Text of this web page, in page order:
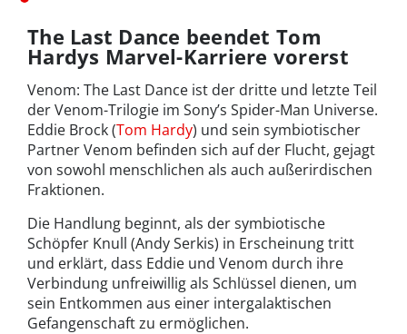
The Last Dance beendet Tom
Hardys Marvel-Karriere vorerst
Venom: The Last Dance ist der dritte und letzte Teil
der Venom-Trilogie im Sony’s Spider-Man Universe.
Eddie Brock (Tom Hardy) und sein symbiotischer
Partner Venom befinden sich auf der Flucht, gejagt
von sowohl menschlichen als auch außerirdischen
Fraktionen.
Die Handlung beginnt, als der symbiotische
Schöpfer Knull (Andy Serkis) in Erscheinung tritt
und erklärt, dass Eddie und Venom durch ihre
Verbindung unfreiwillig als Schlüssel dienen, um
sein Entkommen aus einer intergalaktischen
Gefangenschaft zu ermöglichen.